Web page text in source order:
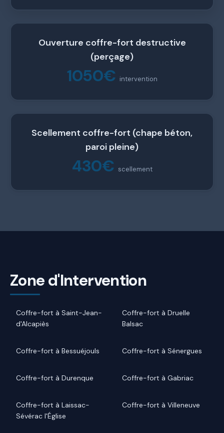
Ouverture coffre-fort destructive
(perçage)
1050€ intervention
Scellement coffre-fort (chape béton,
paroi pleine)
430€ scellement
Zone d'Intervention
Coffre-fort à Saint-Jean-
d'Alcapiès
Coffre-fort à Druelle
Balsac
Coffre-fort à Bessuéjouls Coffre-fort à Sénergues
Coffre-fort à Durenque Coffre-fort à Gabriac
Coffre-fort à Laissac-
Sévérac l'Église
Coffre-fort à Villeneuve